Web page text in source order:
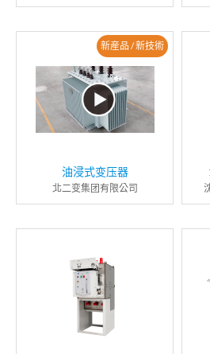
新産品 / 新技術
油浸式变压器
北二变集团有限公司